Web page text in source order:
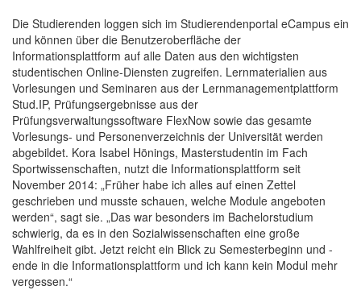
Die Studierenden loggen sich im Studierendenportal eCampus ein
und können über die Benutzeroberfläche der
Informationsplattform auf alle Daten aus den wichtigsten
studentischen Online-Diensten zugreifen. Lernmaterialien aus
Vorlesungen und Seminaren aus der Lernmanagementplattform
Stud.IP, Prüfungsergebnisse aus der
Prüfungsverwaltungssoftware FlexNow sowie das gesamte
Vorlesungs- und Personenverzeichnis der Universität werden
abgebildet. Kora Isabel Hönings, Masterstudentin im Fach
Sportwissenschaften, nutzt die Informationsplattform seit
November 2014: „Früher habe ich alles auf einen Zettel
geschrieben und musste schauen, welche Module angeboten
werden“, sagt sie. „Das war besonders im Bachelorstudium
schwierig, da es in den Sozialwissenschaften eine große
Wahlfreiheit gibt. Jetzt reicht ein Blick zu Semesterbeginn und -
ende in die Informationsplattform und ich kann kein Modul mehr
vergessen.“